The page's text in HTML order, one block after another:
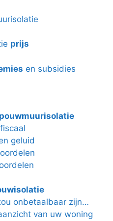
prijs
en subsidies
geluid
onbetaalbaar zijn…
van uw woning